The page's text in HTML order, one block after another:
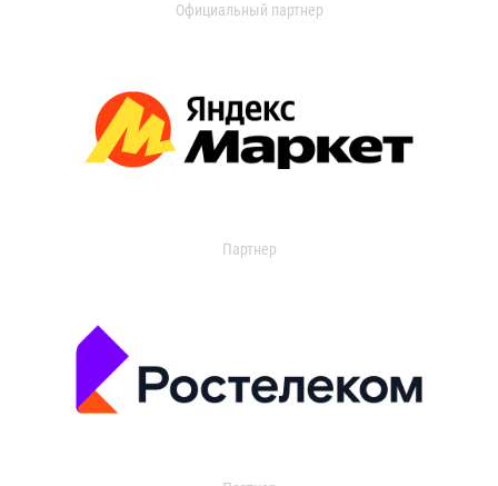
Официальный партнер
Партнер